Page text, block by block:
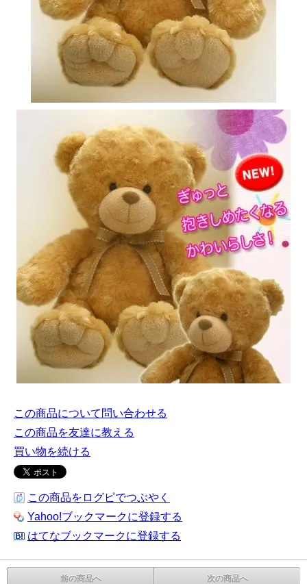
この商品について問い合わせる
この商品を友達に教える
買い物を続ける
この商品をログピでつぶやく
Yahoo!ブックマークに登録する
はてなブックマークに登録する
前の商品へ 次の商品へ